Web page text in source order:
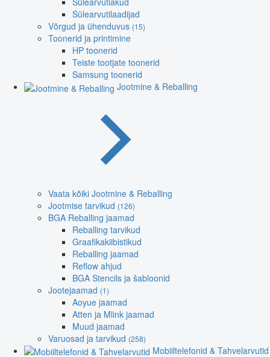
Sülearvutilaadijad
Võrgud ja ühenduvus (15)
Toonerid ja printimine
HP toonerid
Teiste tootjate toonerid
Samsung toonerid
Jootmine & Reballing
Vaata kõiki Jootmine & Reballing
Jootmise tarvikud (126)
BGA Reballing jaamad
Reballing tarvikud
Graafikakiibistikud
Reballing jaamad
Reflow ahjud
BGA Stencils ja šabloonid
Jootejaamad (1)
Aoyue jaamad
Atten ja Mlink jaamad
Muud jaamad
Varuosad ja tarvikud (258)
Mobiiltelefonid & Tahvelarvutid